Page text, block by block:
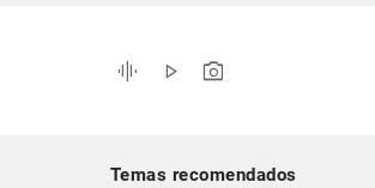
indicadores
económicos
graphic_eq play_arrow photo_camera
Temas recomendados